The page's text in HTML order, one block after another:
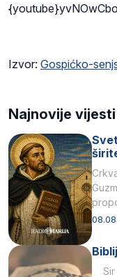
Izvor: Gospićko-
Najnovije vijesti
Sir